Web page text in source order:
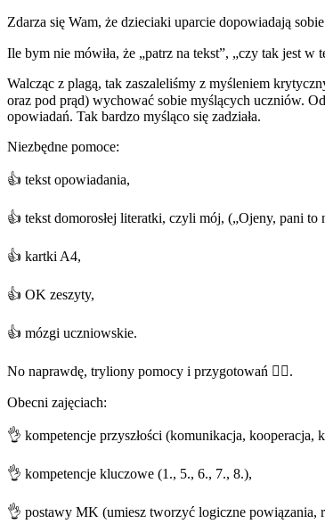
Zdarza się Wam, że dzieciaki uparcie dopowiadają
Ile bym nie mówiła, że „patrz na tekst”, „czy tak jest
Walcząc z plagą, tak zaszaleliśmy z myśleniem
oraz pod prąd) wychować sobie myślących uczniów.
opowiadań. Tak bardzo myśląco się zadziała.
Niezbędne pomoce:
👍 tekst opowiadania,
👍 tekst domorosłej literatki, czyli mój, („Ojeny, pani to
👍 kartki A4,
👍 OK zeszyty,
👍 mózgi uczniowskie.
No naprawdę, tryliony pomocy i przygotowań 🤷‍♀️.
Obecni zajęciach:
👌 kompetencje przyszłości (komunikacja, kooperacja,
👌 kompetencje kluczowe (1., 5., 6., 7., 8.),
👌 postawy MK (umiesz tworzyć logiczne powiązania,